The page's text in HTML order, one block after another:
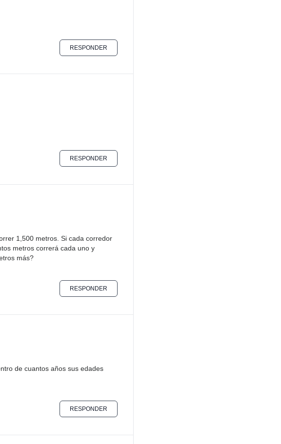
RESPONDER
RESPONDER
1,500 metros. Si cada corredor
metros correrá cada uno y
más?
RESPONDER
de cuantos años sus edades
RESPONDER